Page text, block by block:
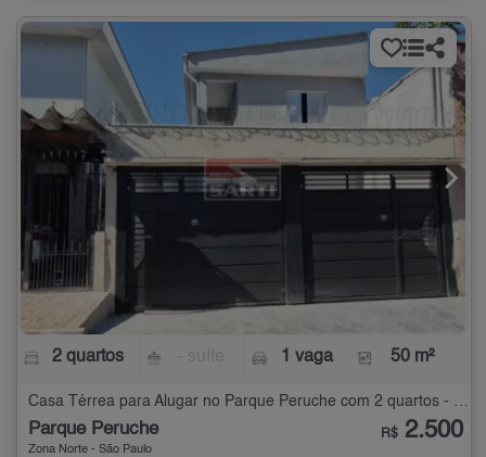
2 quartos 1 vaga 50 m²
Parque Peruche
Zona Norte - São Paulo
R$ 2.500